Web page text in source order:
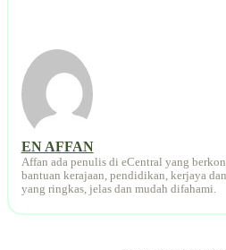
EN AFFAN
Affan ada penulis di eCentral yang
bantuan kerajaan, pendidikan, kerjaya
yang ringkas, jelas dan mudah difahami.